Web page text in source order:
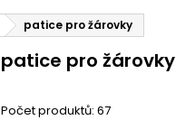
patice pro žárovky
patice pro žárovky
Počet produktů: 67